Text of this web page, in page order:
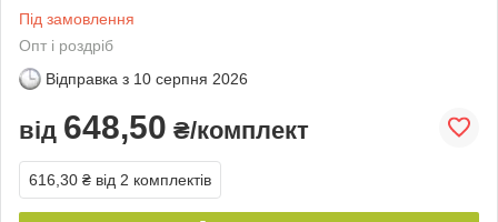
Під замовлення
Опт і роздріб
Відправка з 10 серпня 2026
від 648,50 ₴/комплект
616,30 ₴ від 2 комплектів